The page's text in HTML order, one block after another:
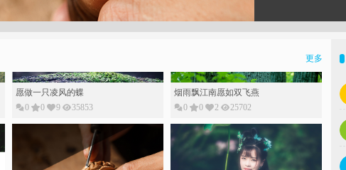
更多
愿做一只凌风的蝶
0
0 9 35853
烟雨飘江南愿如双飞燕
0
0 2 25702